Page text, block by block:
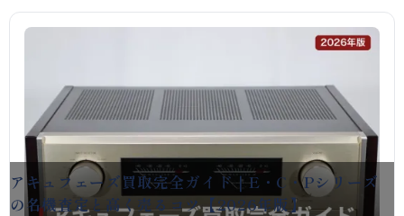
アキュフェーズ買取完全ガイド｜E・C・Pシリーズ
の名機査定と高く売るコツ【2026年版】